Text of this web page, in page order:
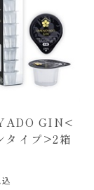
GIN<
タイプ>2箱